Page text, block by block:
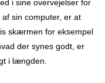
i sine overvejelser for
sin computer, er at
skærmen for eksempel
der synes godt, er
i længden.